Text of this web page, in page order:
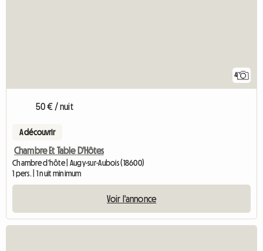
4
50 € / nuit
A découvrir
Chambre Et Table D'Hôtes
Chambre d'hôte | Augy-sur-Aubois (18600)
1 pers. | 1 nuit minimum
Voir l'annonce